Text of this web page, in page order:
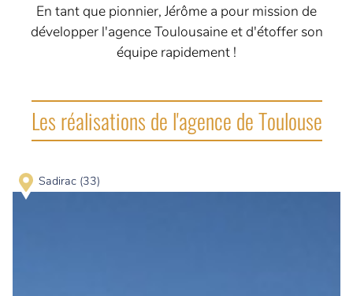
En tant que pionnier, Jérôme a pour mission de
développer l'agence Toulousaine et d'étoffer son
équipe rapidement !
Les réalisations de l'agence de Toulouse
Sadirac (33)